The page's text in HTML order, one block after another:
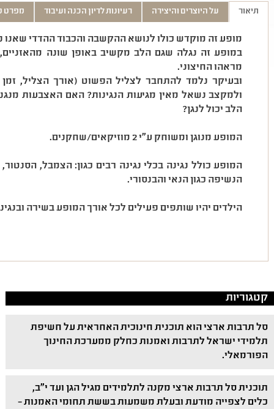
תיאור על היוצרים והיצירה רעיונות לדיון הכנה ועיבוד מפרט
מופע זה מוקדש כולו לנושא ההקשבה והכבוד ההדדי שאנו
במופע זה נגלה שגם הלב מקשיב באופן שונה
מראהו החיצוני.
ובעיקר נלמד להתחבר לצליל הפשוט (אורך הצליל,
ולמקצב נשאל מאין מגיעות הנגינות? האם האצבעות
הלב יכול לנגן?
המופע מנוגן ומשוחק ע"י 2 מוזיקאים/שחקנים.
המופע כולל נגינה בכלי נגינה רבים כגון: הצמבל,
הנשיפה כגון הנאי והבנסורי.
הילדים יהיו שותפים פעילים לכל אורך המופע בשירה
קטגוריות
סל תרבות ארצי הוא תוכנית חינוכית האחראית על חשיפת
תלמידי ישראל לתרבות ואמנות כחלק ממערכת החינוך
הפורמאלי.
תוכנית סל תרבות ארצי מקנה לתלמידים מגיל הגן ועד י"ב,
כלים לצפייה מודעת ובעלת משמעות בששת תחומי האמנות –